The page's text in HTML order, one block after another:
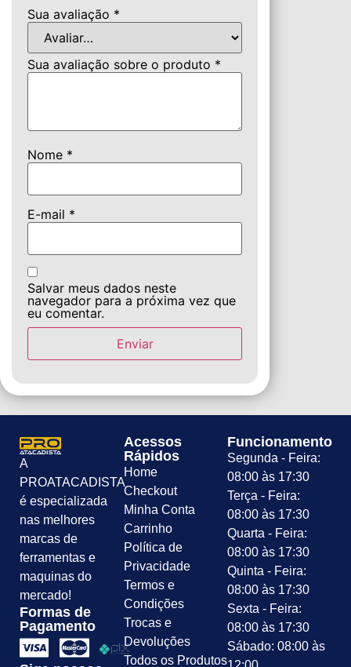
Sua avaliação *
Sua avaliação sobre o produto *
Nome *
E-mail *
Salvar meus dados neste
navegador para a próxima vez que
eu comentar.
A
PROATACADISTA
é especializada
nas melhores
marcas de
ferramentas e
maquinas do
mercado!
Formas de
Pagamento
Acessos
Rápidos
Home
Checkout
Minha Conta
Carrinho
Política de
Privacidade
Termos e
Condições
Trocas e
Devoluções
Todos os Produtos
Funcionamento
Segunda - Feira:
08:00 às 17:30
Terça - Feira:
08:00 às 17:30
Quarta - Feira:
08:00 às 17:30
Quinta - Feira:
08:00 às 17:30
Sexta - Feira:
08:00 às 17:30
Sábado: 08:00 às